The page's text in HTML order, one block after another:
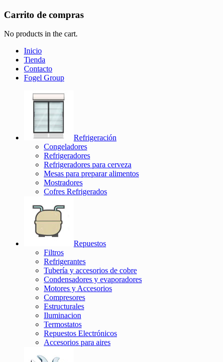
Carrito de compras
No products in the cart.
Inicio
Tienda
Contacto
Fogel Group
Refrigeración
Congeladores
Refrigeradores
Refrigeradores para cerveza
Mesas para preparar alimentos
Mostradores
Cofres Refrigerados
Repuestos
Filtros
Refrigerantes
Tubería y accesorios de cobre
Condensadores y evaporadores
Motores y Accesorios
Compresores
Estructurales
Iluminacion
Termostatos
Repuestos Electrónicos
Accesorios para aires